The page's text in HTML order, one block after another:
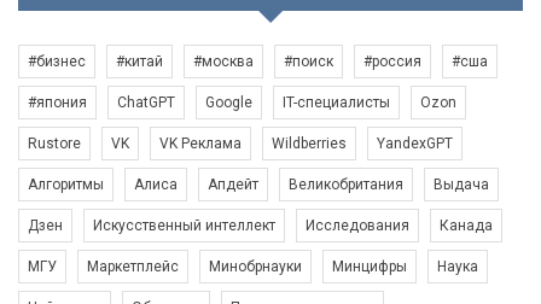
#бизнес #китай #москва #поиск #россия #сша
#япония ChatGPT Google IT-специалисты Ozon
Rustore VK VK Реклама Wildberries YandexGPT
Алгоритмы Алиса Апдейт Великобритания Выдача
Дзен Искусственный интеллект Исследования Канада
МГУ Маркетплейс Минобрнауки Минцифры Наука